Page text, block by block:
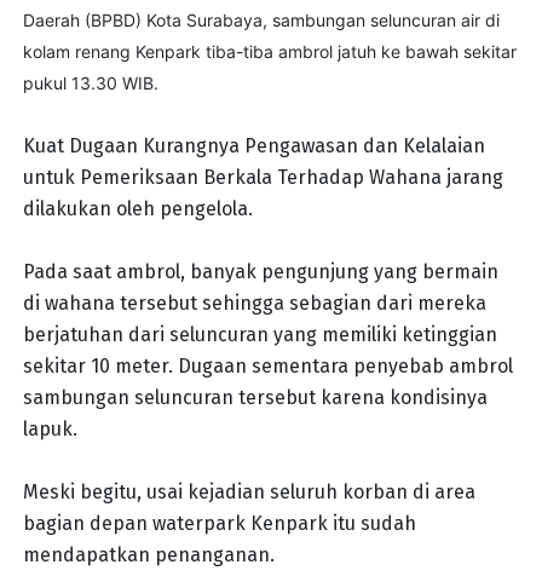
Daerah (BPBD) Kota Surabaya, sambungan seluncuran air di
kolam renang Kenpark tiba-tiba ambrol jatuh ke bawah sekitar
pukul 13.30 WIB.
Kuat Dugaan Kurangnya Pengawasan dan Kelalaian
untuk Pemeriksaan Berkala Terhadap Wahana jarang
dilakukan oleh pengelola.
Pada saat ambrol, banyak pengunjung yang bermain
di wahana tersebut sehingga sebagian dari mereka
berjatuhan dari seluncuran yang memiliki ketinggian
sekitar 10 meter. Dugaan sementara penyebab ambrol
sambungan seluncuran tersebut karena kondisinya
lapuk.
Meski begitu, usai kejadian seluruh korban di area
bagian depan waterpark Kenpark itu sudah
mendapatkan penanganan.